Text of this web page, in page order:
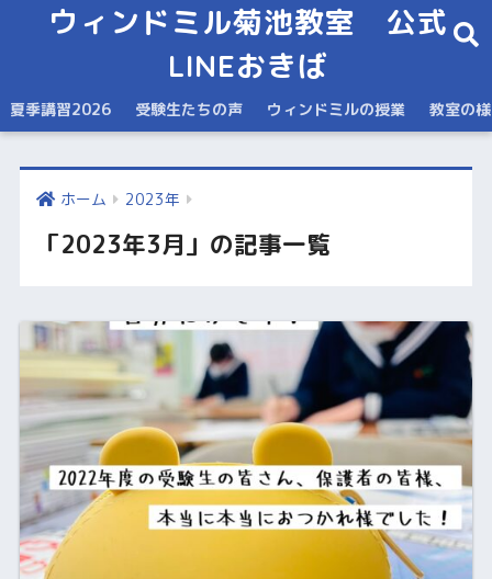
ウィンドミル菊池教室 公式
LINEおきば
夏季講習2026 受験生たちの声 ウィンドミルの授業 教室の
ホーム 2023年
「2023年3月」の記事一覧